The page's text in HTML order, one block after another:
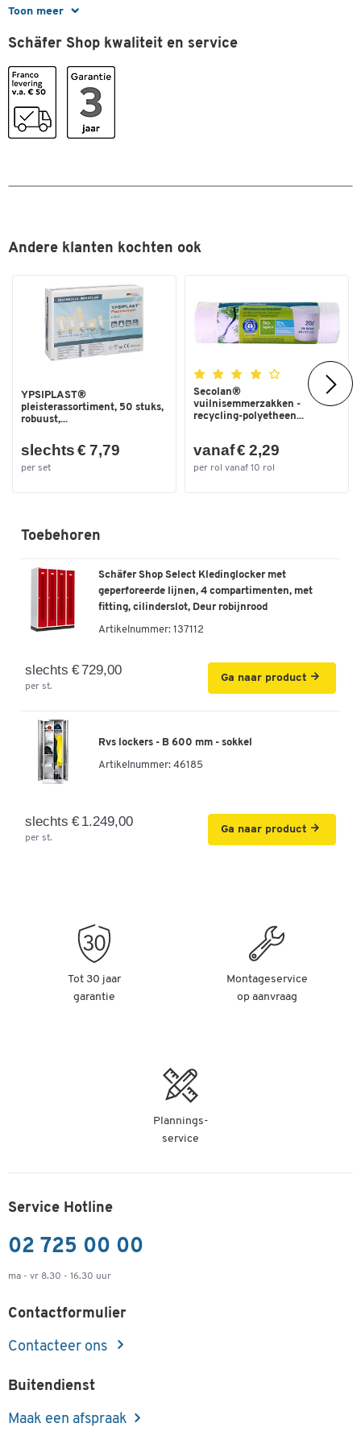
Toon meer
Afmetingen
Breedte (mm)
Hoogte (mm)
Schäfer Shop kwaliteit en service
Andere klanten kochten ook
YPSIPLAST®
pleisterassortiment, 50 stuks,
robuust,...
slechts € 7,79
per set
Secolan®
vuilnisemmerzakken -
recycling-polyetheen...
vanaf € 2,29
per rol vanaf 10 rol
Toebehoren
Schäfer Shop Select Kledinglocker met
geperforeerde lijnen, 4 compartimenten, met
fitting, cilinderslot, Deur robijnrood
Artikelnummer: 137112
slechts € 729,00
per st.
Ga naar product
Rvs lockers - B 600 mm - sokkel
Artikelnummer: 46185
slechts € 1.249,00
per st.
Ga naar product
Tot 30 jaar
garantie
Montageservice
op aanvraag
Plannings-
service
Service Hotline
02 725 00 00
ma - vr 8.30 - 16.30 uur
Contactformulier
Contacteer ons
Buitendienst
Maak een afspraak